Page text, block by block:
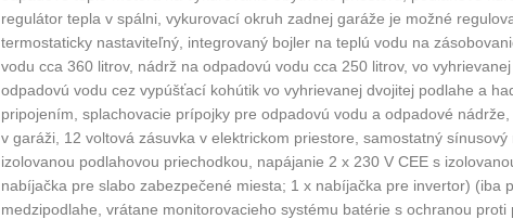
regulátor tepla v spálni, vykurovací okruh zadnej garáže je možné
termostaticky nastaviteľný, integrovaný bojler na teplú vodu na
vodu cca 360 litrov, nádrž na odpadovú vodu cca 250 litrov, vo
odpadovú vodu cez vypúšťací kohútik vo vyhrievanej dvojitej podlahe a
pripojením, splachovacie prípojky pre odpadovú vodu a odpadové
v garáži, 12 voltová zásuvka v elektrickom priestore, samostatný
izolovanou podlahovou priechodkou, napájanie 2 x 230 V CEE s
nabíjačka pre slabo zabezpečené miesta; 1 x nabíjačka pre invertor) (iba
medzipodlahe, vrátane monitorovacieho systému batérie s ochranou